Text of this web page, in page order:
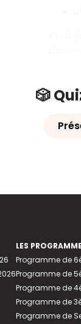
🎲
LES
Programme de
Programme de
Programme de
Programme de
Programme de